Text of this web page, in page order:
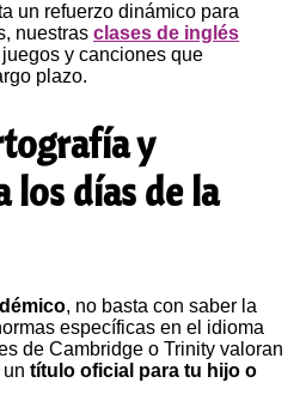
un refuerzo dinámico para
nuestras clases de inglés
y canciones que
plazo.
y
los días de la
, no basta con saber la
específicas en el idioma
de Cambridge o Trinity valoran
título oficial para tu hijo o